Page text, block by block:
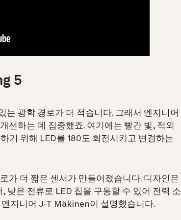
5
광학 경로가 더 적습니다. 그래서 엔지니어
선하는 데 집중했죠. 여기에는 빨간 빛, 적외
기 위해 LED를 180도 회전시키고 변경하는
가 더 짧은 센서가 만들어졌습니다. 디자인은
낮은 전류로 LED 칩을 구동할 수 있어 전력 소
지니어 J-T Mäkinen이 설명했습니다.